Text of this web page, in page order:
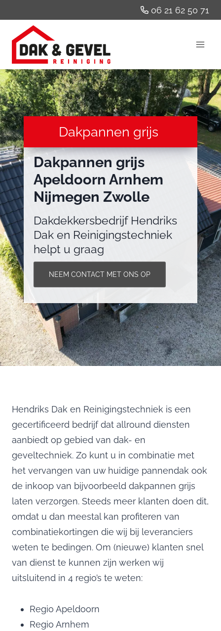
naar
inhoud
06 21 62 50 71
Dakpannen grijs
Dakpannen grijs
Apeldoorn Arnhem
Nijmegen Zwolle
Dakdekkersbedrijf Hendriks
Dak en Reinigingstechniek
helpt u graag
NEEM CONTACT MET ONS OP
Hendriks Dak en Reinigingstechniek is een
gecertificeerd bedrijf dat allround diensten
aanbiedt op gebied van dak- en
geveltechniek. Zo kunt u in combinatie met
het vervangen van uw huidige pannendak ook
de inkoop van bijvoorbeeld dakpannen grijs
laten verzorgen. Steeds meer klanten doen dit,
omdat u dan meestal kan profiteren van
combinatiekortingen die wij bij leveranciers
weten te bedingen. Om (nieuwe) klanten snel
van dienst te kunnen zijn werken wij
uitsluitend in 4 regio’s te weten:
Regio Apeldoorn
Regio Arnhem